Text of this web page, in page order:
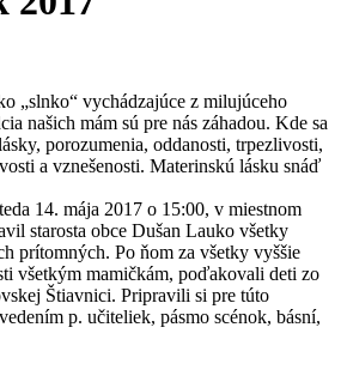
„slnko“ vychádzajúce z milujúceho
našich mám sú pre nás záhadou. Kde sa
porozumenia, oddanosti, trpezlivosti,
a vznešenosti. Materinskú lásku snáď
14. mája 2017 o 15:00, v miestnom
starosta obce Dušan Lauko všetky
prítomných. Po ňom za všetky vyššie
všetkým mamičkám, poďakovali deti zo
Štiavnici. Pripravili si pre túto
p. učiteliek, pásmo scénok, básní,